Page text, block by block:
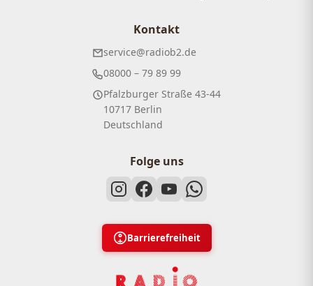
Kontakt
service@radiob2.de
08000 – 79 89 99
Pfalzburger Straße 43-44
10717 Berlin
Deutschland
Folge uns
Barrierefreiheit